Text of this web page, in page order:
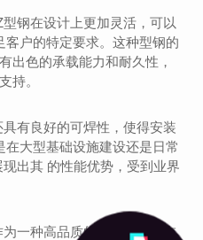
钢在设计上更加灵活，可以
户的特定要求。这种型钢的
出色的承载能力和耐久性，
持。
有良好的可焊性，使得安装
大型基础设施建设还是日常
出其 的性能优势，受到业界
一种高品质的结构钢材，在